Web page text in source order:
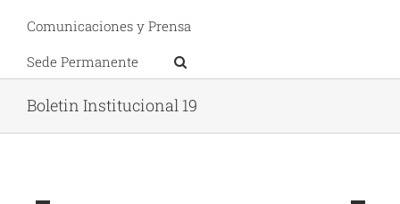
Comunicaciones y Prensa
Sede Permanente
Boletin Institucional 19